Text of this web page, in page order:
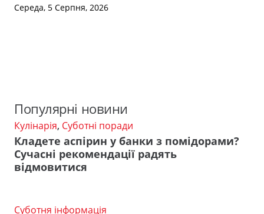
Середа, 5 Серпня, 2026
Популярні новини
Кулінарія, Суботні поради
Кладете аспірин у банки з помідорами?
Сучасні рекомендації радять
відмовитися
Суботня інформація